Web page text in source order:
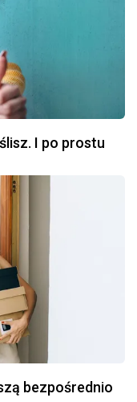
I po prostu
bezpośrednio